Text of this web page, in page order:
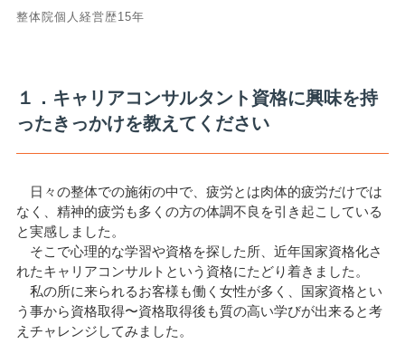
整体院個人経営歴15年
１．キャリアコンサルタント資格に興味を持
ったきっかけを教えてください
日々の整体での施術の中で、疲労とは肉体的疲労だけでは
なく、精神的疲労も多くの方の体調不良を引き起こしている
と実感しました。
そこで心理的な学習や資格を探した所、近年国家資格化さ
れたキャリアコンサルトという資格にたどり着きました。
私の所に来られるお客様も働く女性が多く、国家資格とい
う事から資格取得〜資格取得後も質の高い学びが出来ると考
えチャレンジしてみました。